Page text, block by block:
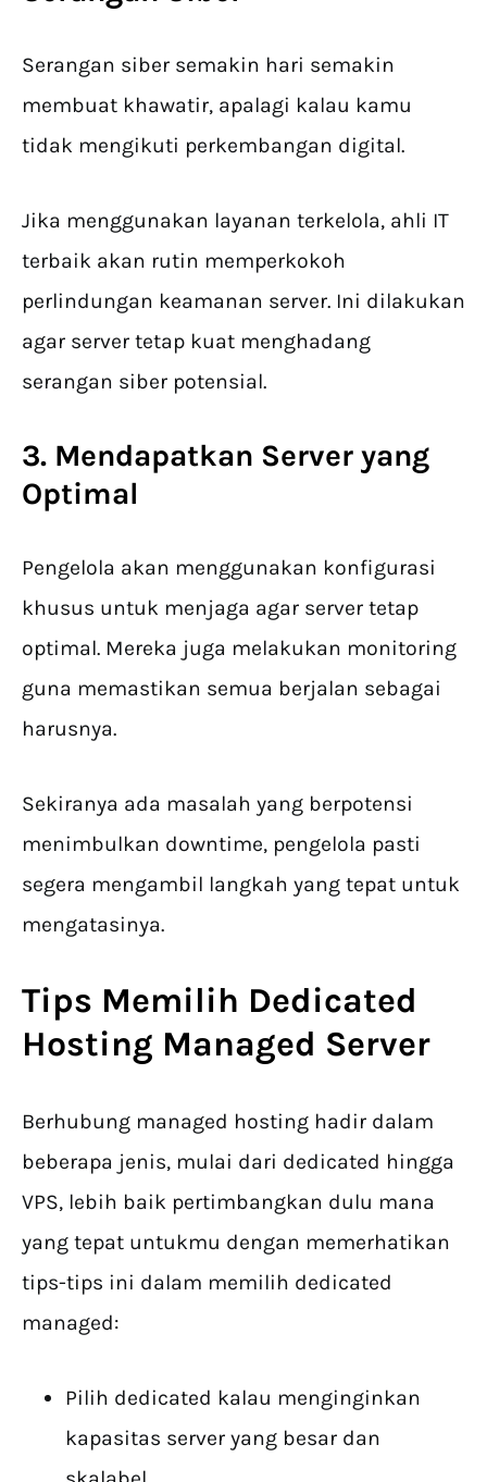
Serangan siber semakin hari semakin
membuat khawatir, apalagi kalau kamu
tidak mengikuti perkembangan digital.
Jika menggunakan layanan terkelola, ahli IT
terbaik akan rutin memperkokoh
perlindungan keamanan server. Ini dilakukan
agar server tetap kuat menghadang
serangan siber potensial.
3. Mendapatkan Server yang
Optimal
Pengelola akan menggunakan konfigurasi
khusus untuk menjaga agar server tetap
optimal. Mereka juga melakukan monitoring
guna memastikan semua berjalan sebagai
harusnya.
Sekiranya ada masalah yang berpotensi
menimbulkan downtime, pengelola pasti
segera mengambil langkah yang tepat untuk
mengatasinya.
Tips Memilih Dedicated
Hosting Managed Server
Berhubung managed hosting hadir dalam
beberapa jenis, mulai dari dedicated hingga
VPS, lebih baik pertimbangkan dulu mana
yang tepat untukmu dengan memerhatikan
tips-tips ini dalam memilih dedicated
managed:
Pilih dedicated kalau menginginkan
kapasitas server yang besar dan